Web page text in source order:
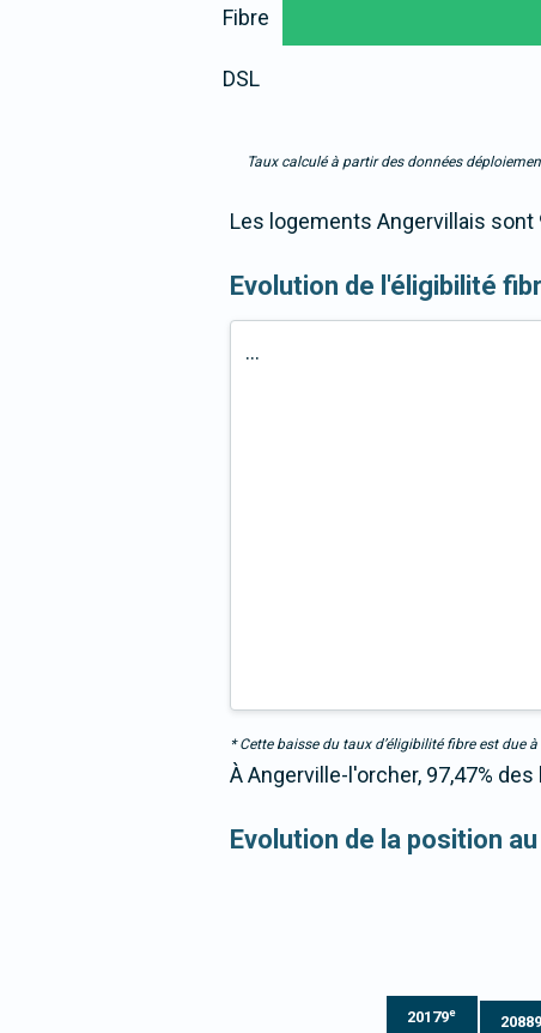
Fibre
DSL
Taux calculé à partir des données
Les logements Angervillais sont
Evolution de l'éligibilité
...
* Cette baisse du taux d’éligibilité fibre est due
À Angerville-l'orcher, 97,47%
Evolution de la position
20179e